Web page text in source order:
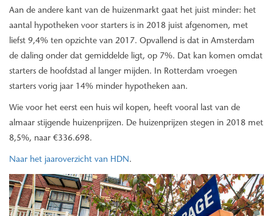
Aan de andere kant van de huizenmarkt gaat het juist minder: het
aantal hypotheken voor starters is in 2018 juist afgenomen, met
liefst 9,4% ten opzichte van 2017. Opvallend is dat in Amsterdam
de daling onder dat gemiddelde ligt, op 7%. Dat kan komen omdat
starters de hoofdstad al langer mijden. In Rotterdam vroegen
starters vorig jaar 14% minder hypotheken aan.
Wie voor het eerst een huis wil kopen, heeft vooral last van de
almaar stijgende huizenprijzen. De huizenprijzen stegen in 2018 met
8,5%, naar €336.698.
Naar het jaaroverzicht van HDN.